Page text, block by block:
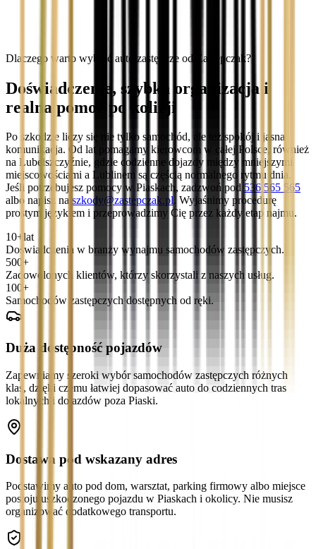
Dlaczego warto wybrać auto zastępcze od Zastępczak?
Doświadczenie, szybka organizacja i
realna pomoc po kolizji
Po szkodzie liczy się nie tylko samochód, ale też spokój i jasna
komunikacja. Od lat pomagamy kierowcom w całej Polsce, również
na Lubelszczyźnie, gdzie codzienne dojazdy między mniejszymi
miejscowościami a Lublinem są częścią normalnego rytmu dnia.
Jeśli potrzebujesz pomocy w Piaskach, zadzwoń pod 536 565 565
albo napisz na szkody@zastepczak.pl. Wyjaśnimy procedurę
prostym językiem i przeprowadzimy Cię przez każdy etap najmu.
10+ lat
Doświadczenia w branży wynajmu samochodów zastępczych.
500+
Zadowolonych klientów, którzy skorzystali z naszych usług.
100+
Samochodów zastępczych dostępnych od ręki.
Duża dostępność pojazdów
Zapewniamy szeroki wybór samochodów zastępczych różnych
klas, dzięki czemu łatwiej dopasować auto do codziennych tras
lokalnych i dojazdów poza Piaski.
Dostawa pod wskazany adres
Podstawimy auto pod dom, warsztat, parking firmowy albo miejsce
postoju uszkodzonego pojazdu w Piaskach i okolicy. Nie musisz
organizować dodatkowego transportu.